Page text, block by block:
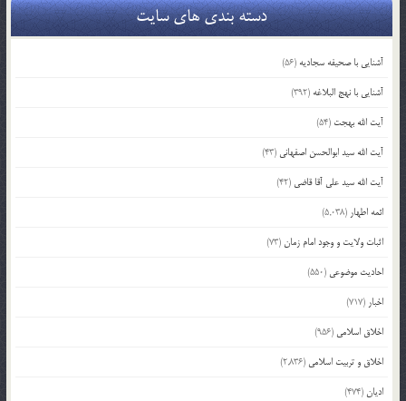
دسته بندی های سایت
آشنایی با صحیفه سجادیه (56)
آشنایی با نهج البلاغه (392)
آیت الله بهجت (54)
آیت الله سید ابوالحسن اصفهانی (43)
آیت الله سید علی آقا قاضی (42)
ائمه اطهار (5,038)
اثبات ولایت و وجود امام زمان (73)
احادیث موضوعی (550)
اخبار (717)
اخلاق اسلامی (956)
اخلاق و تربیت اسلامی (2,836)
ادیان (474)